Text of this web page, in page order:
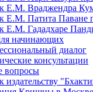
Е.М. Враджендра
Е.М. Патита Паване
Е.М. Гададхаре
начинающих
диалог
консультации
вопросы
издательству